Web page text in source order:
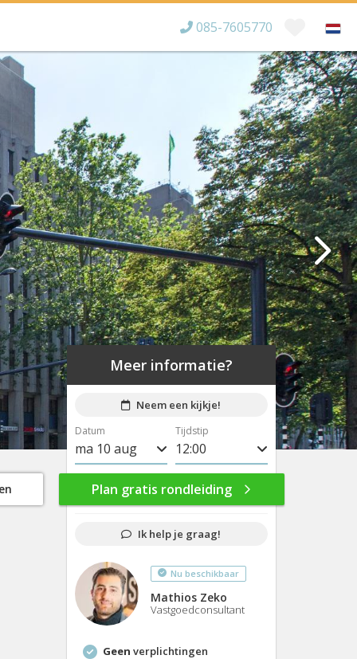
085-7605770
Bereikbaar tot
×
Meer informatie?
Neem een kijkje!
Datum
ma 10 aug
di 11 aug
wo 12 aug
do 13 aug
vr 14 aug
ma 17 aug
Tijdstip
8:00
8:30
9:00
9:30
10:00
10:30
Plan gratis rondleiding
Ik help je graag!
Nu beschikbaar
Mathios Zeko
Vastgoedconsultant
Geen verplichtingen